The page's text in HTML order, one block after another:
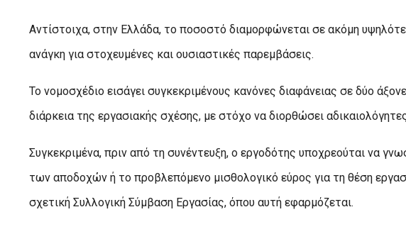
Αντίστοιχα, στην Ελλάδα, το ποσοστό διαμορφώνεται σε ακόμη
ανάγκη για στοχευμένες και ουσιαστικές παρεμβάσεις.
Το νομοσχέδιο εισάγει συγκεκριμένους κανόνες διαφάνειας σε δύο
διάρκεια της εργασιακής σχέσης, με στόχο να διορθώσει
Συγκεκριμένα, πριν από τη συνέντευξη, ο εργοδότης υποχρεούται να
των αποδοχών ή το προβλεπόμενο μισθολογικό εύρος για τη θέση
σχετική Συλλογική Σύμβαση Εργασίας, όπου αυτή εφαρμόζεται.